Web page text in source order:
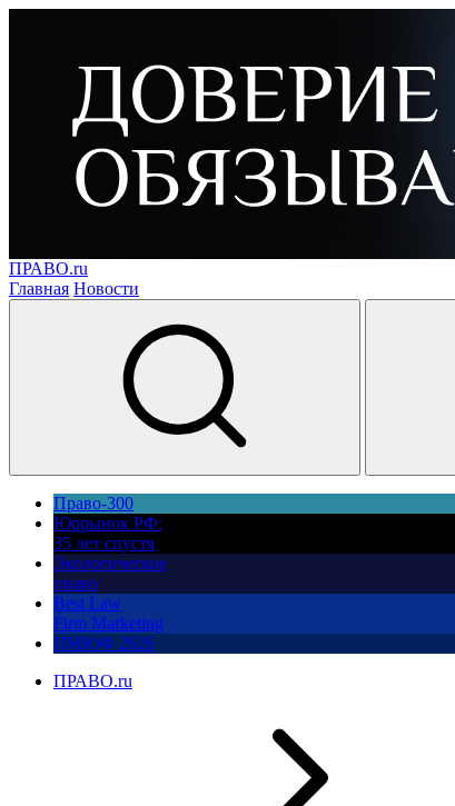
ПРАВО.ru
Главная Новости
Право-300
Юррынок РФ:
35 лет спустя
Экологическое
право
Best Law
Firm Marketing
ПМЮФ 2026
ПРАВО.ru